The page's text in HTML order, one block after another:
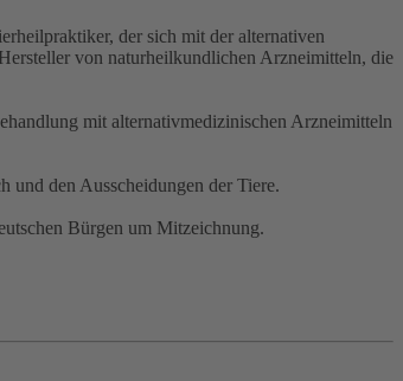
der sich mit der alternativen
von naturheilkundlichen Arzneimitteln, die
mit alternativmedizinischen Arzneimitteln
den Ausscheidungen der Tiere.
Bürgen um Mitzeichnung.